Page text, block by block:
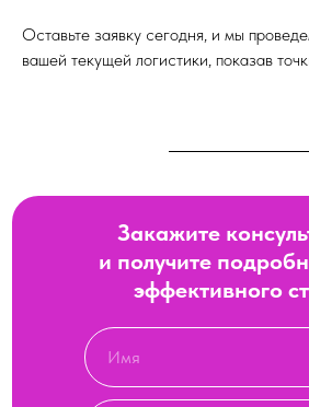
Оставьте заявку сегодня, и мы
вашей текущей логистики, показав
Закажите
и получите
эффективного